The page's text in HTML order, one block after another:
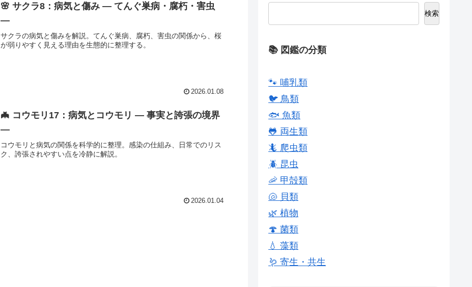
🌸 サクラ8：病気と傷み ― てんぐ巣病・腐朽・害虫
―
サクラの病気と傷みを解説。てんぐ巣病、腐朽、害虫の関係から、桜
が弱りやすく見える理由を生態的に整理する。
2026.01.08
🦇 コウモリ17：病気とコウモリ ― 事実と誇張の境界
―
コウモリと病気の関係を科学的に整理。感染の仕組み、日常でのリス
ク、誇張されやすい点を冷静に解説。
2026.01.04
検索
📚 図鑑の分類
🐾 哺乳類
🐦 鳥類
🐟 魚類
🐸 両生類
🦎 爬虫類
🪲 昆虫
🦐 甲殻類
🐚 貝類
🌿 植物
🍄 菌類
💧 藻類
🪱 寄生・共生